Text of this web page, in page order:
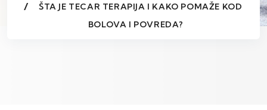
ŠTA JE TECAR TERAPIJA I KAKO POMAŽE KOD
BOLOVA I POVREDA?